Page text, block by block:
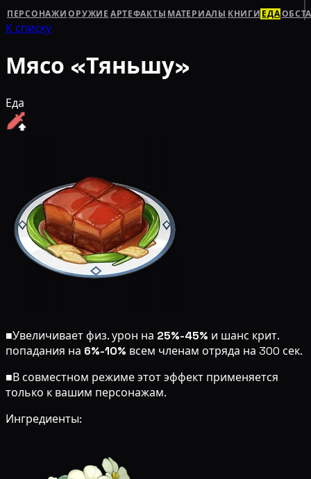
ПЕРСОНАЖИ ОРУЖИЕ АРТЕФАКТЫ МАТЕРИАЛЫ КНИГИ ЕДА
К списку
Мясо «Тяньшу»
Еда
■Увеличивает физ. урон на 25%-45% и шанс крит.
попадания на 6%-10% всем членам отряда на 300 сек.
■В совместном режиме этот эффект применяется
только к вашим персонажам.
Ингредиенты: